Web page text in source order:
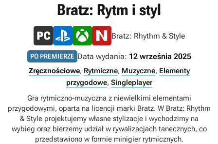
Bratz: Rytm i styl
Bratz: Rhythm & Style
PO PREMIERZE Data wydania: 12 września 2025
Zręcznościowe, Rytmiczne, Muzyczne, Elementy
przygodowe, Singleplayer
Gra rytmiczno-muzyczna z niewielkimi elementami
przygodowymi, oparta na licencji marki Bratz. W Bratz: Rhythm
& Style projektujemy własne stylizacje i wychodzimy na
wybieg oraz bierzemy udział w rywalizacjach tanecznych, co
przedstawiono w formie minigier rytmicznych.